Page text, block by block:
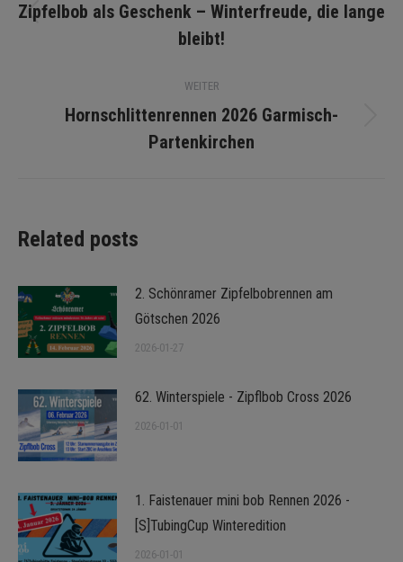
Vorheriger
Beitrag:
Zipfelbob als Geschenk – Winterfreude, die lange
bleibt!
WEITER
Nächster
Beitrag:
Hornschlittenrennen 2026 Garmisch-
Partenkirchen
Related posts
2. Schönramer Zipfelbobrennen am
Götschen 2026
2026-01-27
62. Winterspiele - Zipflbob Cross 2026
2026-01-01
1. Faistenauer mini bob Rennen 2026 -
[S]TubingCup Winteredition
2026-01-01